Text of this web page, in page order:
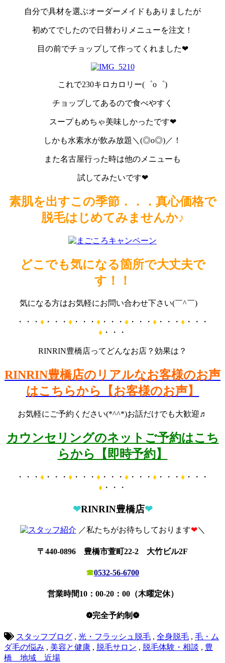
自分で具材を選ぶオーダーメイドもありましたが
初めてでしたので日替わりメニューを注文！
目の前でチョップして作ってくれました❤
これで230キロカロリー(゜o゜)
チョップしてあるので食べやすく
スープもめちゃ美味しかったです❤
しかも水素水が飲み放題＼(◎o◎)／！
また名古屋行った時は他のメニューも
試してみたいです❤
素肌を出すこの季節．．．真心価格で
脱毛はじめてみませんか♪
どこでも気になる箇所で大丈夫で
す！！
気になる方はお気軽にお問い合わせ下さい(￣^￣)ゞ
・・・ ♦ ・・・ ♦ ・・・ ♦ ・・・ ♦ ・・・ ♦ ・・・ ♦ ・・・
♦ ・・・
RINRIN豊橋店ってどんなお店？効果は？
RINRIN豊橋店のリアルなお客様のお声
はこちらから【お客様のお声】
お気軽にご予約ください(*^^*)お話だけでも大歓迎♬
カウンセリングのネットご予約はこち
らから【即時予約】
・・・ ♦ ・・・ ♦ ・・・ ♦ ・・・ ♦ ・・・ ♦ ・・・ ♦ ・・・
♦ ・・・
❤RINRIN豊橋店❤
／私たちがお待ちしております❤＼
〒440-0896 豊橋市萱町22-2 大竹ビル2F
☎0532-56-6700
営業時間10：00-20：00（木曜定休）
❁完全予約制❁
スタッフブログ , 光・フラッシュ脱毛 , 全身脱毛 , 毛・ム
ダ毛の悩み , 美容と健康 , 脱毛サロン , 脱毛体験・相談 , 豊
橋 地域 近場